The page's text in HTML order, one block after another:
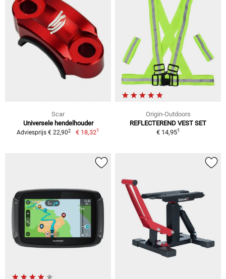
Scar
Universele hendelhouder
Adviesprijs € 22,902 € 18,321
Origin-Outdoors
REFLECTEREND VEST SET
€ 14,951